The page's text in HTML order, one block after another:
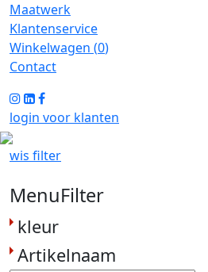
Maatwerk
Klantenservice
Winkelwagen (0)
Contact
login voor klanten
wis filter
MenuFilter
kleur
Artikelnaam